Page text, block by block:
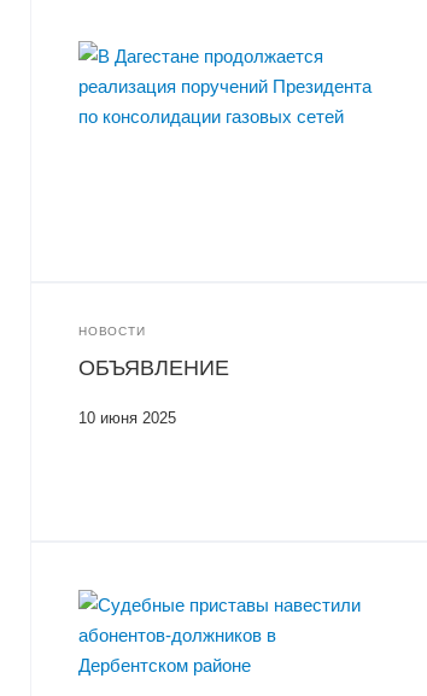
НОВОСТИ
ОБЪЯВЛЕНИЕ
10 июня 2025